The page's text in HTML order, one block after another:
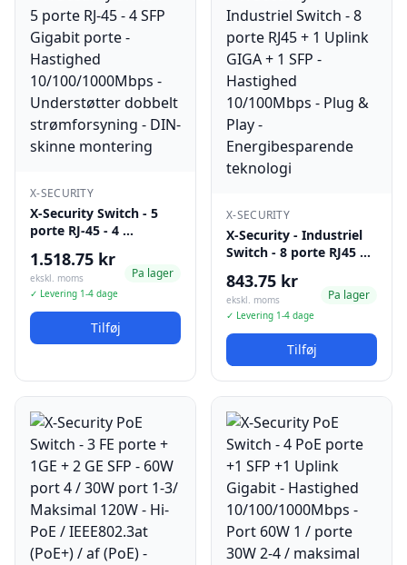
X-SECURITY
X-Security Switch - 5
porte RJ-45 - 4 …
1.518.75 kr
ekskl. moms
✓ Levering 1-4 dage
Pa lager
Tilføj
X-SECURITY
X-Security - Industriel
Switch - 8 porte RJ45 …
843.75 kr
ekskl. moms
✓ Levering 1-4 dage
Pa lager
Tilføj